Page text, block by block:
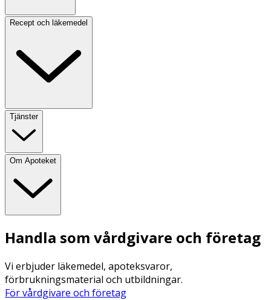
Recept och läkemedel
Tjänster
Om Apoteket
Handla som vårdgivare och företag
Vi erbjuder läkemedel, apoteksvaror,
förbrukningsmaterial och utbildningar.
För vårdgivare och företag